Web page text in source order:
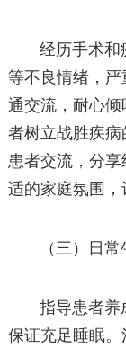
经历手术和
等不良情绪，
通交流，耐心
者树立战胜疾
患者交流，分
适的家庭氛围，
（三）日
指导患者养
保证充足睡眠